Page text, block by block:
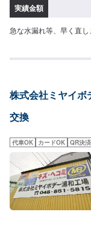
実績金額
急な水漏れ等、早く直し
株式会社ミヤイボ
交換
代車OK カードOK QR決